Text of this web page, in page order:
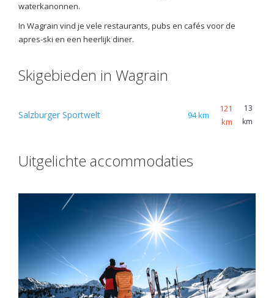
waterkanonnen.
In Wagrain vind je vele restaurants, pubs en cafés voor de
apres-ski en een heerlijk diner.
Skigebieden in Wagrain
Salzburger Sportwelt 94 km
121
km
13
km
Uitgelichte accommodaties